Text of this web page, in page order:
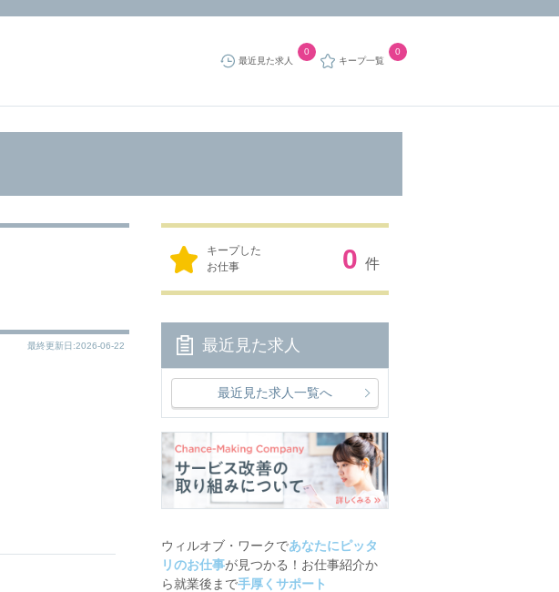
最近見た求人
0
キープ一覧
0
最終更新日:2026-06-22
キープした
お仕事
0 件
最近見た求人
最近見た求人一覧へ
ウィルオブ・ワークであなたにピッタ
リのお仕事が見つかる！お仕事紹介か
ら就業後まで手厚くサポート